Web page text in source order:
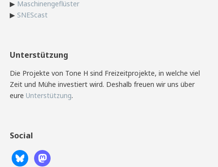
▶ Maschinengeflüster
▶ SNEScast
Unterstützung
Die Projekte von Tone H sind Freizeitprojekte, in welche viel
Zeit und Mühe investiert wird. Deshalb freuen wir uns über
eure Unterstützung.
Social